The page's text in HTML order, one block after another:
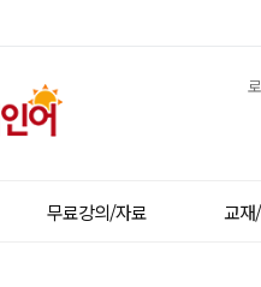
유
메
뉴
무료강의/자료 교재